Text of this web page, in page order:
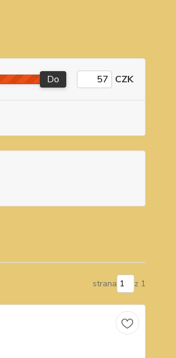
Do CZK
strana z 1